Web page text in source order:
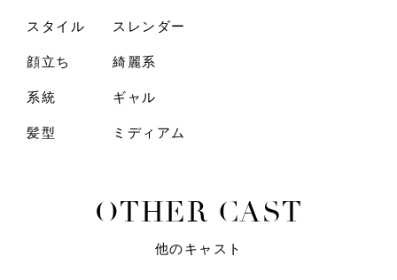
スタイル
スレンダー
顔立ち
綺麗系
系統
ギャル
髪型
ミディアム
OTHER CAST
他のキャスト